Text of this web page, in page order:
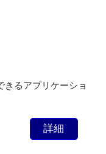
きるアプリケーショ
詳細